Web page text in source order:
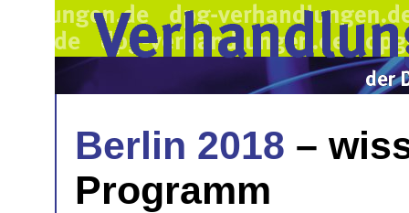
Berlin 2018 –
Programm